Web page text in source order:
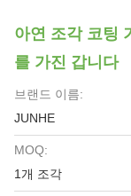
아연 조각 코팅
를 가진 갑니다
브랜드 이름:
JUNHE
MOQ:
1개 조각